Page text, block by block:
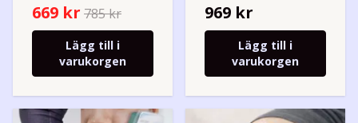
669 kr 785 kr
Lägg till i
varukorgen
969 kr
Lägg till i
varukorgen